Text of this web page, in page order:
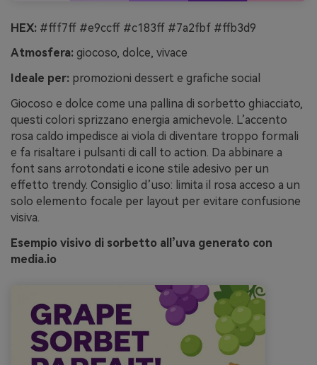
HEX: #fff7ff #e9ccff #c183ff #7a2fbf #ffb3d9
Atmosfera: giocoso, dolce, vivace
Ideale per: promozioni dessert e grafiche social
Giocoso e dolce come una pallina di sorbetto ghiacciato,
questi colori sprizzano energia amichevole. L’accento
rosa caldo impedisce ai viola di diventare troppo formali
e fa risaltare i pulsanti di call to action. Da abbinare a
font sans arrotondati e icone stile adesivo per un
effetto trendy. Consiglio d’uso: limita il rosa acceso a un
solo elemento focale per layout per evitare confusione
visiva.
Esempio visivo di sorbetto all’uva generato con
media.io